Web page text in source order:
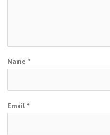
Name *
Email *